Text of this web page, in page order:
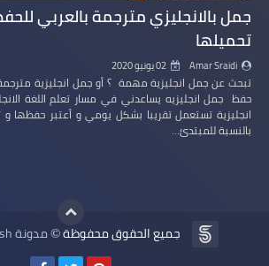
تحميلها
Amar Sraidi 02 يونيو 2020
تبحث عن جمل انجليزية مهمة ؟ أو جمل انجليزية
حفظ جمل انجليزيه يساعدني في مسار تعلم اللغة
انجليزية تستعمل تقريبا بشكل يومي و أعتبر حفظها
بالنسبة للمبتدئ…
جميع الحقوق محفوظة © مدونة everyday english